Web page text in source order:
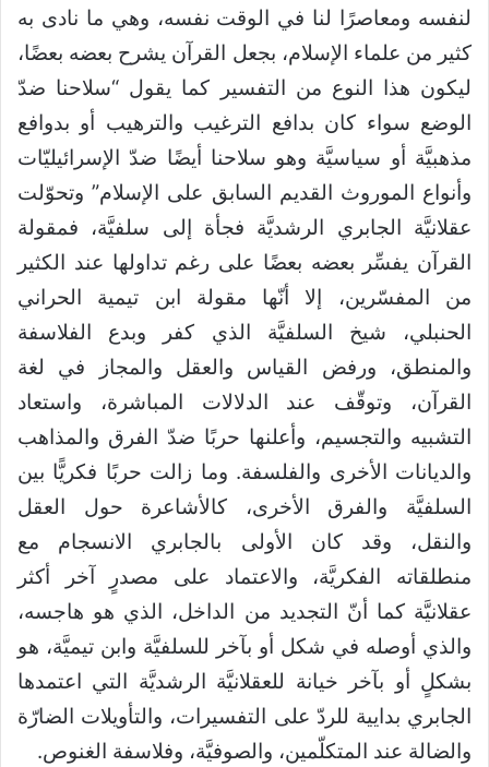
لنفسه ومعاصرًا لنا في الوقت نفسه، وهي ما نادى به
كثير من علماء الإسلام، بجعل القرآن يشرح بعضه بعضًا،
ليكون هذا النوع من التفسير كما يقول “سلاحنا ضدّ
الوضع سواء كان بدافع الترغيب والترهيب أو بدوافع
مذهبيَّة أو سياسيَّة وهو سلاحنا أيضًا ضدّ الإسرائيليّات
وأنواع الموروث القديم السابق على الإسلام” وتحوّلت
عقلانيَّة الجابري الرشديَّة فجأة إلى سلفيَّة، فمقولة
القرآن يفسِّر بعضه بعضًا على رغم تداولها عند الكثير
من المفسّرين، إلا أنّها مقولة ابن تيمية الحراني
الحنبلي، شيخ السلفيَّة الذي كفر وبدع الفلاسفة
والمنطق، ورفض القياس والعقل والمجاز في لغة
القرآن، وتوقّف عند الدلالات المباشرة، واستعاد
التشبيه والتجسيم، وأعلنها حربًا ضدّ الفرق والمذاهب
والديانات الأخرى والفلسفة. وما زالت حربًا فكريًّا بين
السلفيَّة والفرق الأخرى، كالأشاعرة حول العقل
والنقل، وقد كان الأولى بالجابري الانسجام مع
منطلقاته الفكريَّة، والاعتماد على مصدرٍ آخر أكثر
عقلانيَّة كما أنّ التجديد من الداخل، الذي هو هاجسه،
والذي أوصله في شكل أو بآخر للسلفيَّة وابن تيميَّة، هو
بشكلٍ أو بآخر خيانة للعقلانيَّة الرشديَّة التي اعتمدها
الجابري بدايية للردّ على التفسيرات، والتأويلات الضارّة
والضالة عند المتكلّمين، والصوفيَّة، وفلاسفة الغنوص.